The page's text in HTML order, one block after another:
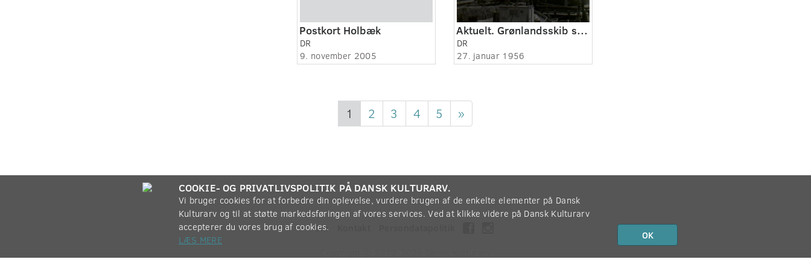
Postkort Holbæk
DR
9. november 2005
Aktuelt. Grønlandsskib søsættes i Holbæk.
DR
27. januar 1956
1 2 3 4 5 »
Om
COOKIE- OG PRIVATLIVSPOLITIK PÅ DANSK KULTURARV.
Vi bruger cookies for at forbedre din oplevelse, vurdere brugen af de enkelte elementer på Dansk
Kulturarv og til at støtte markedsføringen af vores services. Ved at klikke videre på Dansk Kulturarv
accepterer du vores brug af cookies.
LÆS MERE
OK